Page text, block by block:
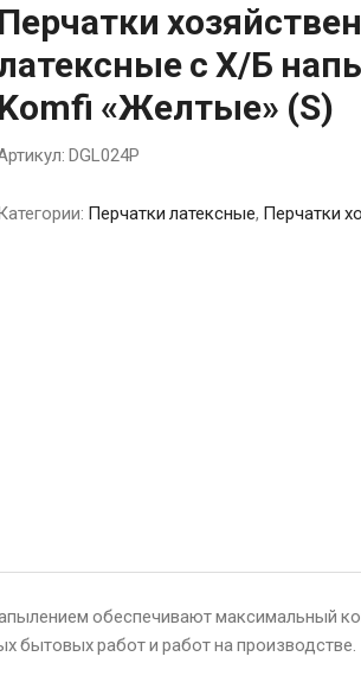
Перчатки
с Х/Б
Komfi «Желтые» (S)
DGL024P
Перчатки латексные, Перчатки
обеспечивают максимальный
бытовых работ и работ на производстве.